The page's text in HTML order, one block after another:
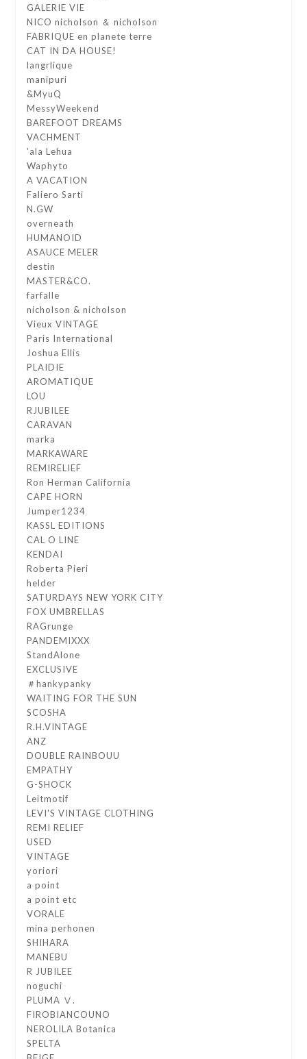
GALERIE VIE
NICO nicholson ＆ nicholson
FABRIQUE en planete terre
CAT IN DA HOUSE!
langrlique
manipuri
&MyuQ
MessyWeekend
BAREFOOT DREAMS
VACHMENT
'ala Lehua
Waphyto
A VACATION
Faliero Sarti
N.GW
overneath
HUMANOID
ASAUCE MELER
destin
MASTER&CO.
farfalle
nicholson & nicholson
Vieux VINTAGE
Paris International
Joshua Ellis
PLAIDIE
AROMATIQUE
LOU
RJUBILEE
CARAVAN
marka
MARKAWARE
REMIRELIEF
Ron Herman California
CAPE HORN
Jumper1234
KASSL EDITIONS
CAL O LINE
KENDAI
Roberta Pieri
helder
SATURDAYS NEW YORK CITY
FOX UMBRELLAS
RAGrunge
PANDEMIXXX
StandAlone
EXCLUSIVE
＃hankypanky
WAITING FOR THE SUN
SCOSHA
R.H.VINTAGE
ANZ
DOUBLE RAINBOUU
EMPATHY
G-SHOCK
Leitmotif
LEVI'S VINTAGE CLOTHING
REMI RELIEF
USED
VINTAGE
yoriori
a point
a point etc
VORALE
mina perhonen
SHIHARA
MANEBU
R JUBILEE
noguchi
PLUMA Ⅴ.
FIROBIANCOUNO
NEROLILA Botanica
SPELTA